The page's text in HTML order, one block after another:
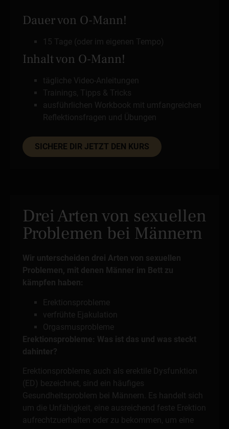
Dauer von O-Mann!
15 Tage (oder im eigenen Tempo)
Inhalt von O-Mann!
tägliche Video-Anleitungen
Trainings, Tipps & Tricks
ausführlichen Workbook mit umfangreichen
Reflektionsfragen und Übungen
SICHERE DIR JETZT DEN KURS
Drei Arten von sexuellen
Problemen bei Männern
Wir unterscheiden drei Arten von sexuellen
Problemen, mit denen Männer im Bett zu
kämpfen haben:
Erektionsprobleme
verfrühte Ejakulation
Orgasmusprobleme
Erektionsprobleme: Was ist das und was steckt
dahinter?
Erektionsprobleme, auch als erektile Dysfunktion
(ED) bezeichnet, sind ein häufiges
Gesundheitsproblem bei Männern. Es handelt sich
um die Unfähigkeit, eine ausreichend feste Erektion
aufrechtzuerhalten oder zu bekommen, um eine